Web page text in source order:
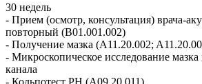
30 недель
- Прием (осмотр, консультация) врача-
повторный (B01.001.002)
- Получение мазка (A11.20.002;
- Микроскопическое исследование мазка
канала
- Кольпотест PH (A09.20.011)